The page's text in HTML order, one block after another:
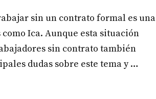
sin un contrato formal es una
Ica. Aunque esta situación
sin contrato también
dudas sobre este tema y …